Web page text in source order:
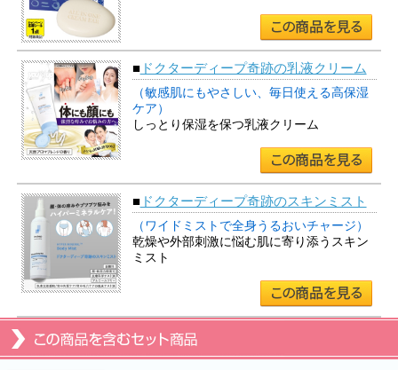
■ドクターディープ奇跡の乳液クリーム
（敏感肌にもやさしい、毎日使える高保湿
ケア）
しっとり保湿を保つ乳液クリーム
■ドクターディープ奇跡のスキンミスト
（ワイドミストで全身うるおいチャージ）
乾燥や外部刺激に悩む肌に寄り添うスキン
ミスト